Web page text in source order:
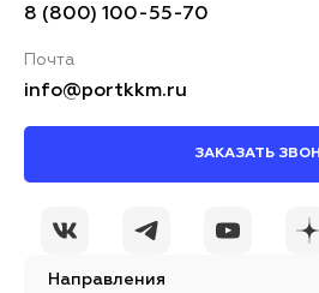
Направления
8 (800) 100-55-70
Почта
info@portkkm.ru
ЗАКАЗАТЬ